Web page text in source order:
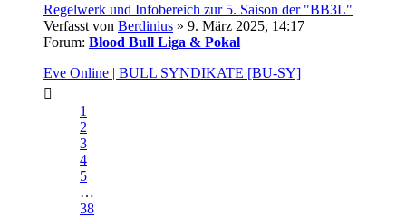
Regelwerk und Infobereich zur 5. Saison der "BB3L"
Verfasst von Berdinius » 9. März 2025, 14:17
Forum: Blood Bull Liga & Pokal
Eve Online | BULL SYNDIKATE [BU-SY]
1
2
3
4
5
…
38